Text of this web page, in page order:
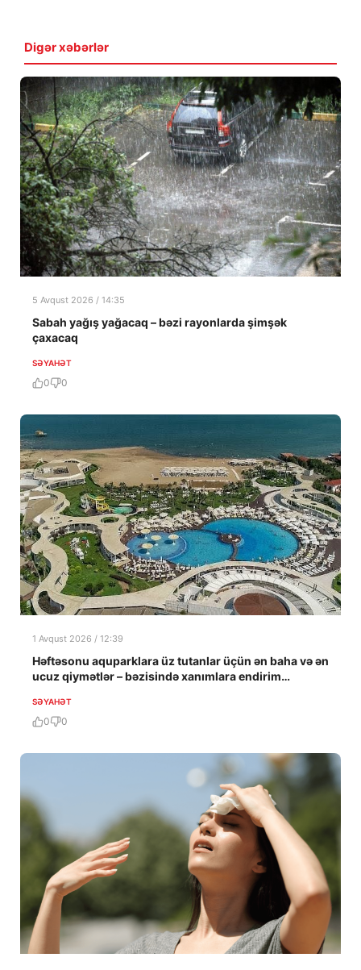
Digər xəbərlər
5 Avqust 2026 / 14:35
Sabah yağış yağacaq – bəzi rayonlarda şimşək
çaxacaq
SƏYAHƏT
0 0
1 Avqust 2026 / 12:39
Həftəsonu aquparklara üz tutanlar üçün ən baha və ən
ucuz qiymətlər – bəzisində xanımlara endirim…
SƏYAHƏT
0 0